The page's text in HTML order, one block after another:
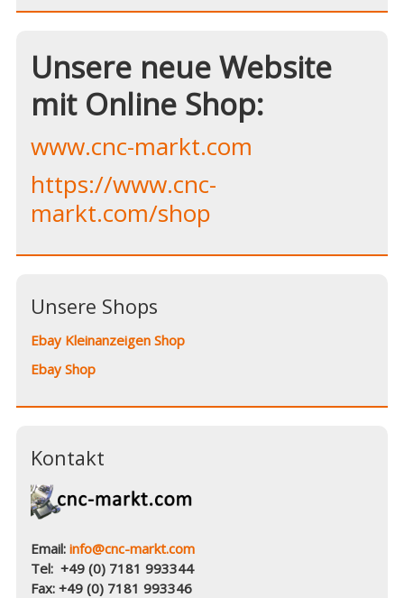
Unsere neue Website
mit Online Shop:
www.cnc-markt.com
https://www.cnc-
markt.com/shop
Unsere Shops
Ebay Kleinanzeigen Shop
Ebay Shop
Kontakt
Email:info@cnc-markt.com
Tel: +49 (0) 7181 993344
Fax: +49 (0) 7181 993346